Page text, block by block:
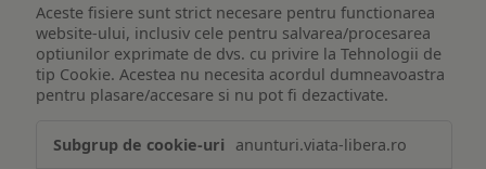
Aceste fisiere sunt strict necesare pentru functionarea
website-ului, inclusiv cele pentru salvarea/procesarea
optiunilor exprimate de dvs. cu privire la Tehnologii de
tip Cookie. Acestea nu necesita acordul dumneavoastra
pentru plasare/accesare si nu pot fi dezactivate.
de
anunturi.viata-libera.ro